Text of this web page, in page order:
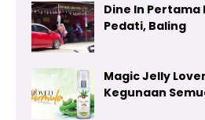
Dine In Pertama
Pedati, Baling
Magic Jelly
Kegunaan